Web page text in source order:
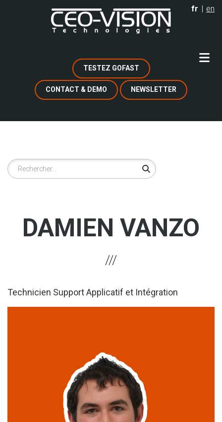
fr en
TESTEZ GOFAST
CONTACT & DEMO NEWSLETTER
Rechercher
DAMIEN VANZO
Technicien Support Applicatif et Intégration